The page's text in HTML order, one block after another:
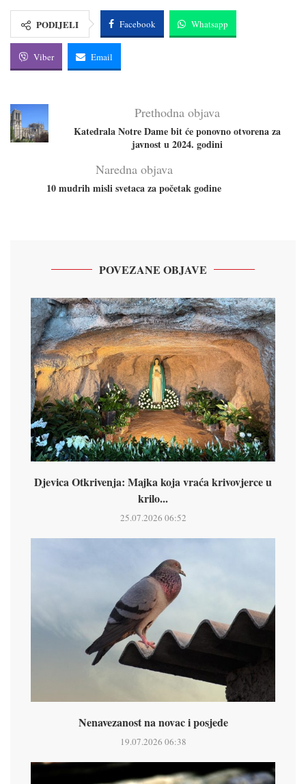
PODIJELI Facebook Whatsapp
Viber Email
Prethodna objava
Katedrala Notre Dame bit će ponovno otvorena za
javnost u 2024. godini
Naredna objava
10 mudrih misli svetaca za početak godine
POVEZANE OBJAVE
Djevica Otkrivenja: Majka koja vraća krivovjerce u
krilo...
25.07.2026 06:52
Nenavezanost na novac i posjede
19.07.2026 06:38